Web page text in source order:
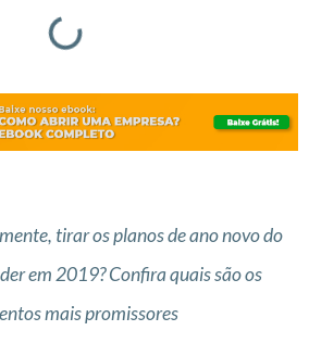
tirar os planos de ano novo do
em 2019? Confira quais são os
mais promissores